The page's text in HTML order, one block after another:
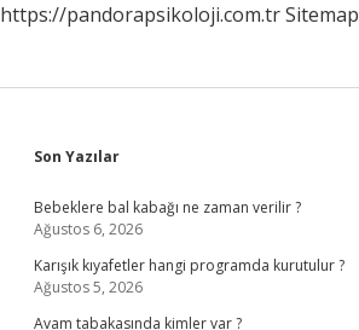
https://pandorapsikoloji.com.trSitemap
Sidebar
Son Yazılar
Bebeklere bal kabağı ne zaman verilir ?
Ağustos 6, 2026
Karışık kıyafetler hangi programda kurutulur ?
Ağustos 5, 2026
Avam tabakasında kimler var ?